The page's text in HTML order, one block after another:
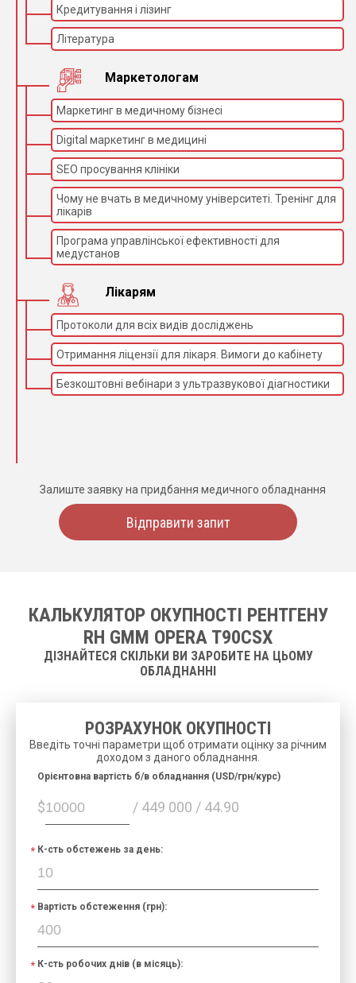
Кредитування і лізинг
Література
Маркетологам
Маркетинг в медичному бізнесі
Digital маркетинг в медицині
SEO просування клініки
Чому не вчать в медичному університеті. Тренінг для
лікарів
Програма управлінської ефективності для
медустанов
Лікарям
Протоколи для всіх видів досліджень
Отримання ліцензії для лікаря. Вимоги до кабінету
Безкоштовні вебінари з ультразвукової діагностики
Залиште заявку на придбання медичного обладнання
Відправити запит
КАЛЬКУЛЯТОР ОКУПНОСТІ РЕНТГЕНУ
RH GMM OPERA T90CSX
ДІЗНАЙТЕСЯ СКІЛЬКИ ВИ ЗАРОБИТЕ НА ЦЬОМУ
ОБЛАДНАННІ
РОЗРАХУНОК ОКУПНОСТІ
Введіть точні параметри щоб отримати оцінку за річним
доходом з даного обладнання.
$ / 449 000 / 44.90
Орієнтовна вартість б/в обладнання (USD/грн/курс)
К-сть обстежень за день:
Вартість обстеження (грн):
К-сть робочих днів (в місяць):